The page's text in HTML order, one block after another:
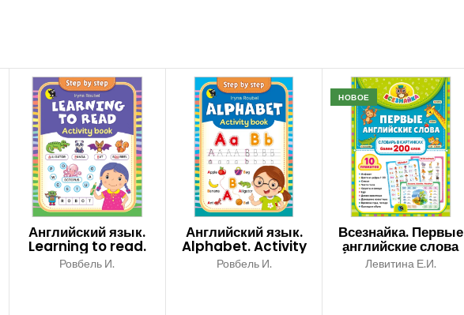
Английский язык.
Learning to read.
Activity book
Ровбель И.
Английский язык.
Alphabet. Activity
book
Ровбель И.
НОВОЕ
Всезнайка. Первые
английские слова
(набор плакатов в
Левитина Е.И.